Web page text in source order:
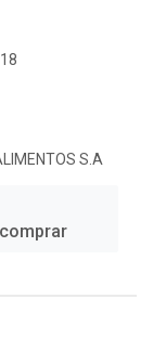
S.A